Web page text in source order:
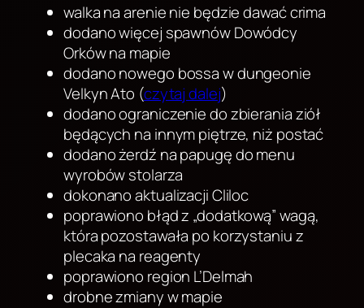
walka na arenie nie będzie dawać crima
dodano więcej spawnów Dowódcy
Orków na mapie
dodano nowego bossa w dungeonie
Velkyn Ato (czytaj dalej)
dodano ograniczenie do zbierania ziół
będących na innym piętrze, niż postać
dodano żerdź na papugę do menu
wyrobów stolarza
dokonano aktualizacji Cliloc
poprawiono błąd z „dodatkową” wagą,
która pozostawała po korzystaniu z
plecaka na reagenty
poprawiono region L’Delmah
drobne zmiany w mapie